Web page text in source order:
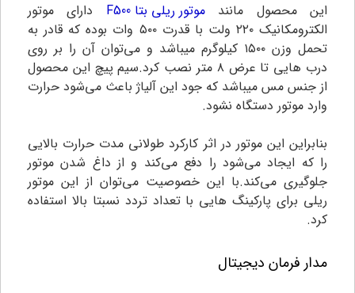
این محصول مانندموتور ریلی بتا F500
دارای موتور
الکترومکانیک ۲۲۰ ولت با قدرت ۵۰۰ وات بوده که قادر به
تحمل وزن ۱۵۰۰ کیلوگرم میباشد و می‌توان آن را بر روی
درب هایی تا عرض ۸ متر نصب کرد.سیم پیچ این محصول
از جنس مس میباشد که جود این آلیاژ باعث می‌شود حرارت
وارد موتور دستگاه نشود.
بنابراین این موتور در اثر کارکرد طولانی مدت حرارت بالایی
را که ایجاد می‌شود را دفع می‌کند و از داغ شدن موتور
جلوگیری می‌کند.با این خصوصیت می‌توان از این موتور
ریلی برای پارکینگ هایی با تعداد تردد نسبتا بالا استفاده
کرد.
مدار فرمان دیجیتال